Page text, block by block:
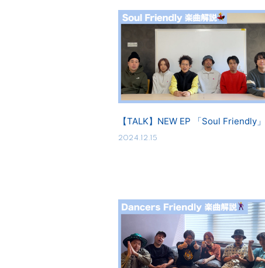
【TALK】NEW EP 「Soul Friendly」
2024.12.15